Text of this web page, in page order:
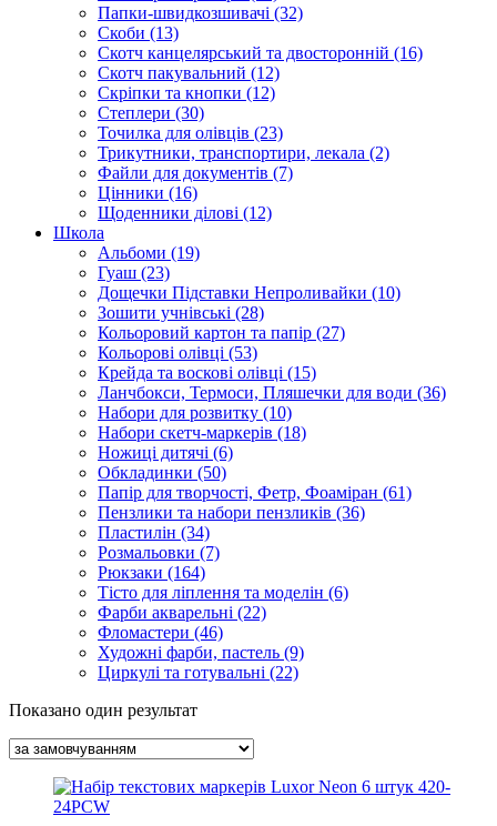
Папки-швидкозшивачі (32)
Скоби (13)
Скотч канцелярський та двосторонній (16)
Скотч пакувальний (12)
Скріпки та кнопки (12)
Степлери (30)
Точилка для олівців (23)
Трикутники, транспортири, лекала (2)
Файли для документів (7)
Цінники (16)
Щоденники ділові (12)
Школа
Альбоми (19)
Гуаш (23)
Дощечки Підставки Непроливайки (10)
Зошити учнівські (28)
Кольоровий картон та папір (27)
Кольорові олівці (53)
Крейда та воскові олівці (15)
Ланчбокси, Термоси, Пляшечки для води (36)
Набори для розвитку (10)
Набори скетч-маркерів (18)
Ножиці дитячі (6)
Обкладинки (50)
Папір для творчості, Фетр, Фоаміран (61)
Пензлики та набори пензликів (36)
Пластилін (34)
Розмальовки (7)
Рюкзаки (164)
Тісто для ліплення та моделін (6)
Фарби акварельні (22)
Фломастери (46)
Художні фарби, пастель (9)
Циркулі та готувальні (22)
Показано один результат